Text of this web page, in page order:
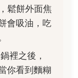
鬆餅外面焦
會吸油，吃
裡之後，
你看到麵糊